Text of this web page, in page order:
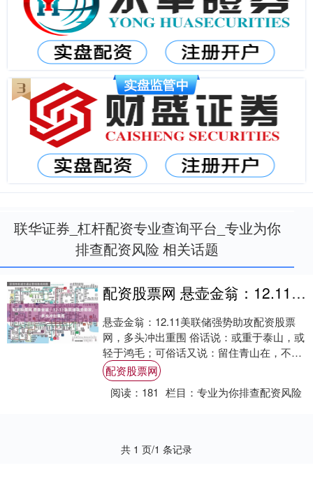
联华证券_杠杆配资专业查询平台_专业为你
排查配资风险 相关话题
配资股票网 悬壶金翁：12.11美联储强势助攻，多头冲出重围
悬壶金翁：12.11美联储强势助攻配资股票
网，多头冲出重围 俗话说：或重于泰山，或
轻于鸿毛；可俗话又说：留住青山在，不怕
没柴烧。不管做什么，只要无愧我心就坚持
努....
配资股票网
阅读： 181 栏目：专业为你排查配资风险
共 1 页/1 条记录